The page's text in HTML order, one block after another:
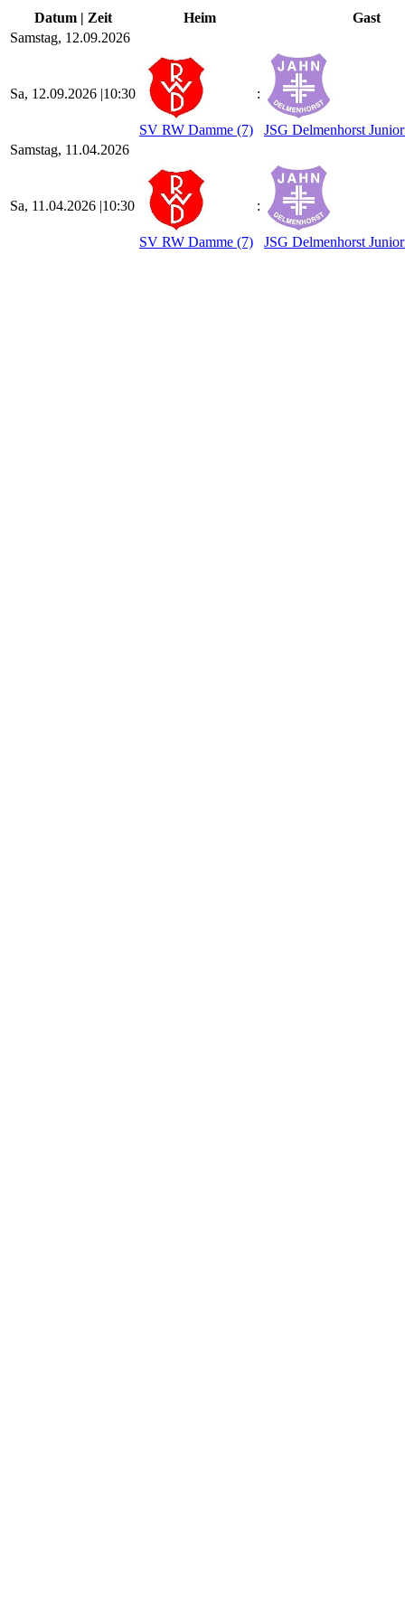
Datum | Zeit Heim
Gast
Samstag, 12.09.2026
Sa, 12.09.2026 |10:30
SV RW Damme (7)
:
JSG Delmenhorst
Samstag, 11.04.2026
Sa, 11.04.2026 |10:30
SV RW Damme (7)
:
JSG Delmenhorst